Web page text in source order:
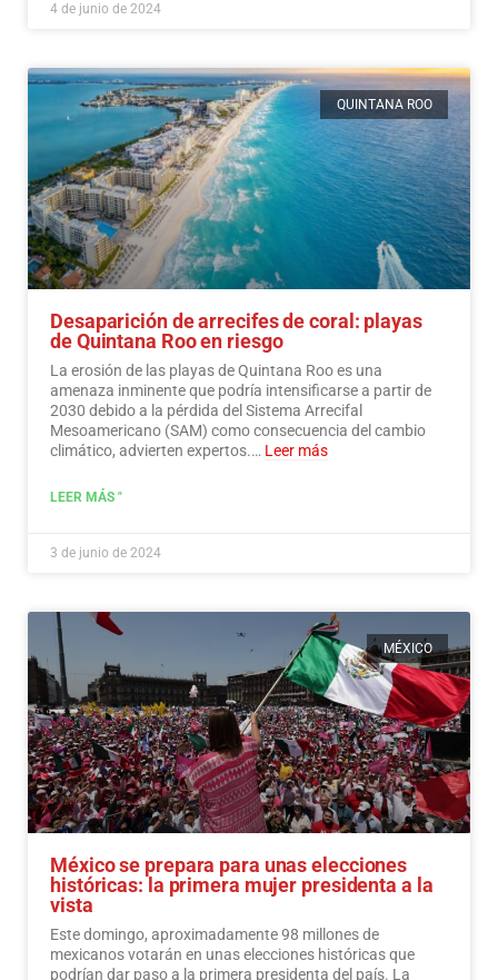
4 de junio de 2024
QUINTANA ROO
Desaparición de arrecifes de coral: playas
de Quintana Roo en riesgo
La erosión de las playas de Quintana Roo es una
amenaza inminente que podría intensificarse a partir de
2030 debido a la pérdida del Sistema Arrecifal
Mesoamericano (SAM) como consecuencia del cambio
climático, advierten expertos.… Leer más
LEER MÁS "
3 de junio de 2024
MÉXICO
México se prepara para unas elecciones
históricas: la primera mujer presidenta a la
vista
Este domingo, aproximadamente 98 millones de
mexicanos votarán en unas elecciones históricas que
podrían dar paso a la primera presidenta del país. La